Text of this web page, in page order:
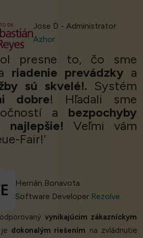
Jose D - Administrator
Azhor
presne to, čo sme
riadenie prevádzkya
sú skvelé!. Systém
dobre! Hľadali sme
a bezpochyby
najlepšie! Veľmi vám
Fair!’
Hernán Bonavota
Software Developer Rezolve
vynikajúcim zákazníckym
dokonalým riešením na zvládnutie